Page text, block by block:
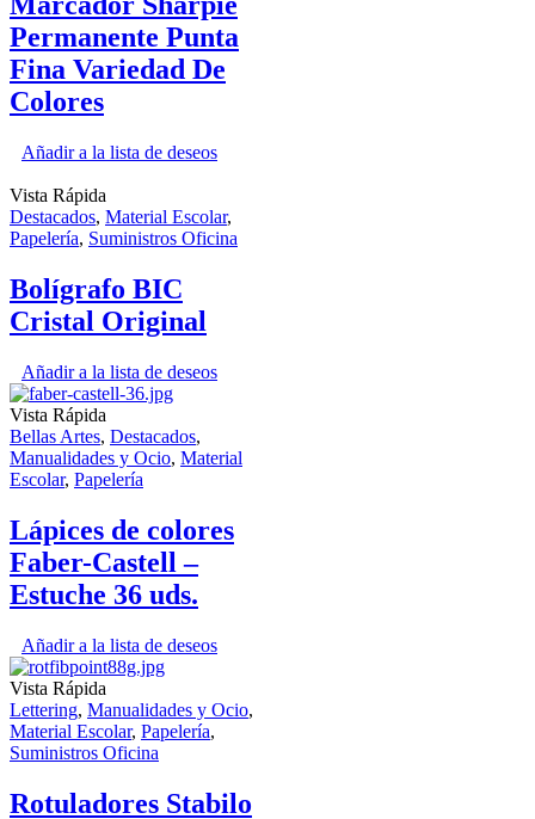
Permanente Punta
Fina Variedad De
Colores
Añadir a la lista de deseos
Vista Rápida
Destacados, Material Escolar,
Papelería, Suministros Oficina
Bolígrafo BIC
Cristal Original
Añadir a la lista de deseos
Vista Rápida
Bellas Artes, Destacados,
Manualidades y Ocio, Material
Escolar, Papelería
Lápices de colores
Faber-Castell –
Estuche 36 uds.
Añadir a la lista de deseos
Vista Rápida
Lettering, Manualidades y Ocio,
Material Escolar, Papelería,
Suministros Oficina
Rotuladores Stabilo